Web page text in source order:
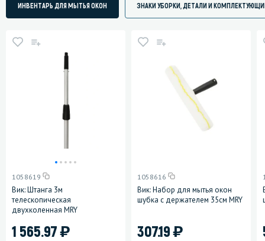
ИНВЕНТАРЬ ДЛЯ МЫТЬЯ ОКОН ЗНАКИ УБОРКИ, ДЕТАЛИ И
1058619
Вик: Штанга 3м
телескопическая
двухколенная MRY
1 565.97)
1058616
Вик: Набор для мытья окон
шубка с держателем 35см MRY
307.19)